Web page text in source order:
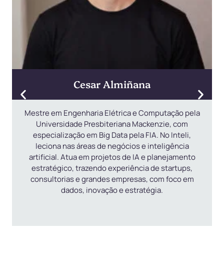
Cesar Almiñana
Mestre em Engenharia Elétrica e Computação pela
Universidade Presbiteriana Mackenzie, com
especialização em Big Data pela FIA. No Inteli,
leciona nas áreas de negócios e inteligência
artificial. Atua em projetos de IA e planejamento
estratégico, trazendo experiência de startups,
consultorias e grandes empresas, com foco em
dados, inovação e estratégia.